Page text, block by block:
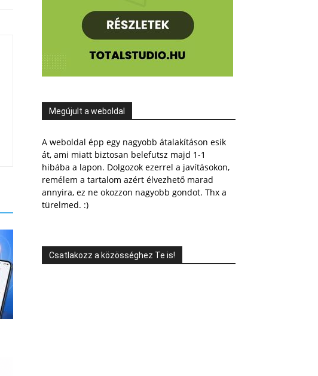
Megújult a weboldal
A weboldal épp egy nagyobb átalakításon esik
át, ami miatt biztosan belefutsz majd 1-1
hibába a lapon. Dolgozok ezerrel a javításokon,
remélem a tartalom azért élvezhető marad
annyira, ez ne okozzon nagyobb gondot. Thx a
türelmed. :)
Csatlakozz a közösséghez Te is!